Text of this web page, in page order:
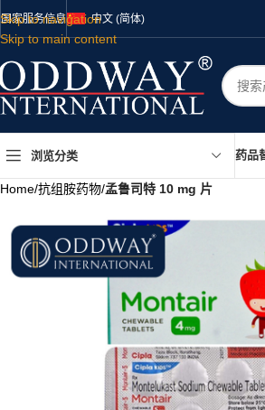
Skip to navigation
Skip to main content
国家服务信息 中文 (简体)
浏览分类 药品
Home/抗组胺药物/孟鲁司特 10 mg 片